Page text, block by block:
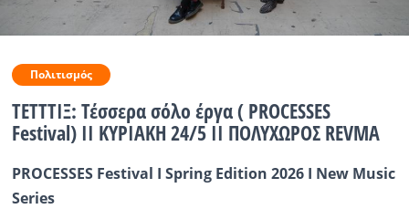
Αθλητικά
Ραδιόφωνο LIVE
Εκπομπές
Πολιτισμός
ΤΕΤΤΤΙΞ: Τέσσερα σόλο έργα ( PROCESSES
Festival) ΙΙ ΚΥΡΙΑΚΗ 24/5 ΙΙ ΠΟΛΥΧΩΡΟΣ REVMA
PROCESSES Festival I Spring Edition 2026I NewMusic
Series